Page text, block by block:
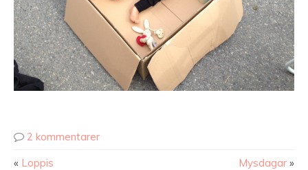
2 kommentarer
« Loppis Mysdagar »